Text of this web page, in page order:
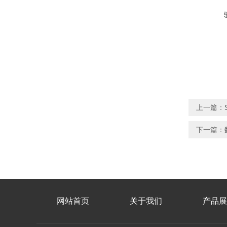
上一篇：
下一篇：
网站首页 关于我们 产品